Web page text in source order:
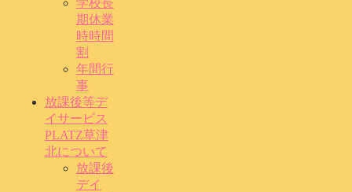
期休業
時時間
割
年間行
事
放課後等デ
イサービス
PLATZ草津
北について
放課後
デイ